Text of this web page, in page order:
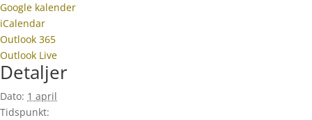
Google kalender
iCalendar
Outlook 365
Outlook Live
Detaljer
Dato: 1 april
Tidspunkt: